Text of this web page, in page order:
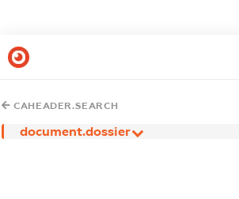
CAHEADER.SEARCH
document.dossier